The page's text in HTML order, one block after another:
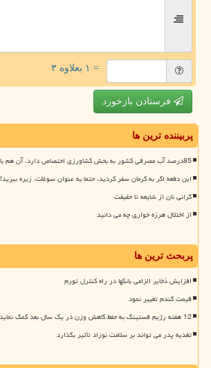
= ۱ بعلاوه ۳
فرستادن بازخورد
پربیننده ترین ها
85درصد آب مصرفی کشور به بخش کشاورزی اختصاص دارد، آن هم با قیمت خیلی پایین
این دفعه اگر به کرمان سفر کردید، حتما به عنوان سوغات، زیره ببرید!
گرانی نان از شایعه تا حقیقت
از اختلال هرزه خواری چه می دانید
پربحث ترین ها
افزایش ذخایر الزامی بانکها در راه کنترل تورم
قیمت گندم تغییر نمود
12 هفته رژیم فستینگ به حفظ کاهش وزن در یک سال بعد کمک نماید
تغذیه پدر می تواند بر سلامت نوزاد تأثیر بگذارد